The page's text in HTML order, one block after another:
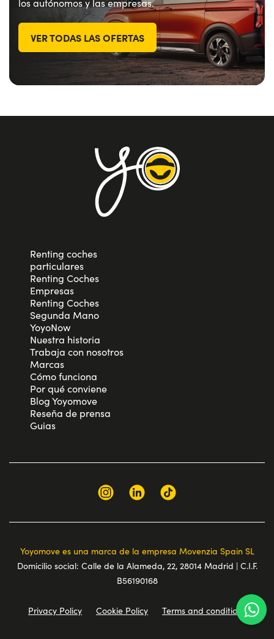
los autónomos y las empresas.
VER TODAS LAS OFERTAS
Renting coches
particulares
Renting Coches
Empresas
Renting Coches
Segunda Mano
YoyoNow
Nuestra historia
Trabaja con nosotros
Marcas
Cómo funciona
Por qué conviene
Blog Yoyomove
Reseña de prensa
Guias
Yoyomove es una marca de la empresa Movenzia Spain SL
Domicilio social: Calle de la Alameda, 22, 28014 Madrid | C.I.F.
B56190168
Privacy Policy Cookie Policy Terms and conditions